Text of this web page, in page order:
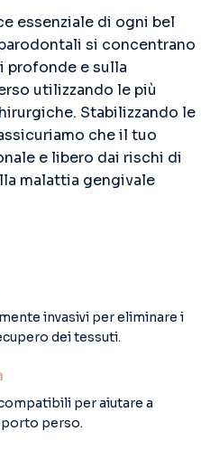
essenziale di ogni bel
si concentrano
profonde e sulla
utilizzando le più
Stabilizzando le
che il tuo
e libero dai rischi di
malattia gengivale
invasivi per eliminare i
dei tessuti.
per aiutare a
perso.